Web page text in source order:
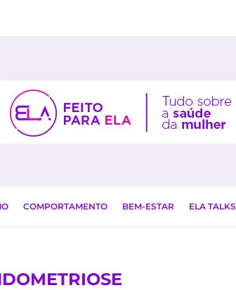
COMPORTAMENTO BEM-ESTAR ELA TALKS